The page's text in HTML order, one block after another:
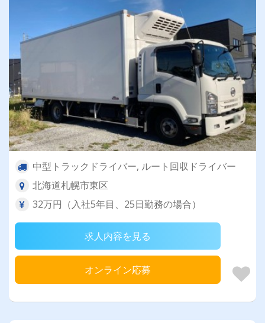
中型トラックドライバー, ルート回収ドライバー
北海道札幌市東区
32万円（入社5年目、25日勤務の場合）
求人内容を見る
オンライン応募